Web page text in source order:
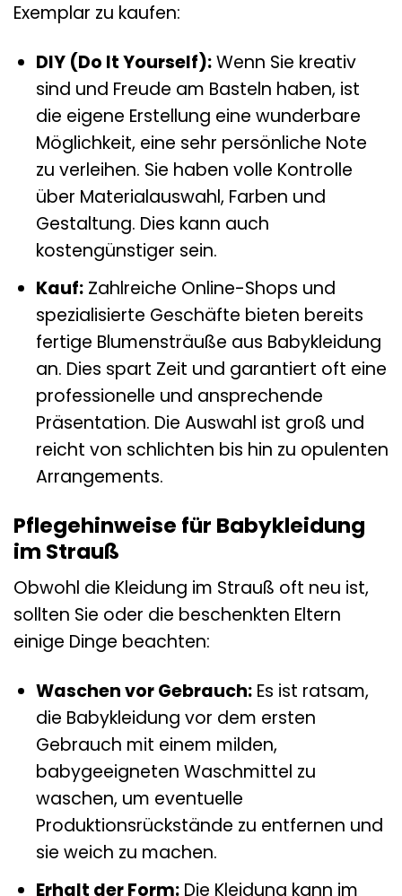
Exemplar zu kaufen:
DIY (Do It Yourself):Wenn Sie kreativ
sind und Freude am Basteln haben, ist
die eigene Erstellung eine wunderbare
Möglichkeit, eine sehr persönliche Note
zu verleihen. Sie haben volle Kontrolle
über Materialauswahl, Farben und
Gestaltung. Dies kann auch
kostengünstiger sein.
Kauf:Zahlreiche Online-Shops und
spezialisierte Geschäfte bieten bereits
fertige Blumensträuße aus Babykleidung
an. Dies spart Zeit und garantiert oft eine
professionelle und ansprechende
Präsentation. Die Auswahl ist groß und
reicht von schlichten bis hin zu opulenten
Arrangements.
Pflegehinweise für Babykleidung
im Strauß
Obwohl die Kleidung im Strauß oft neu ist,
sollten Sie oder die beschenkten Eltern
einige Dinge beachten:
Waschen vor Gebrauch:Es ist ratsam,
die Babykleidung vor dem ersten
Gebrauch mit einem milden,
babygeeigneten Waschmittel zu
waschen, um eventuelle
Produktionsrückstände zu entfernen und
sie weich zu machen.
Erhalt der Form:Die Kleidung kann im